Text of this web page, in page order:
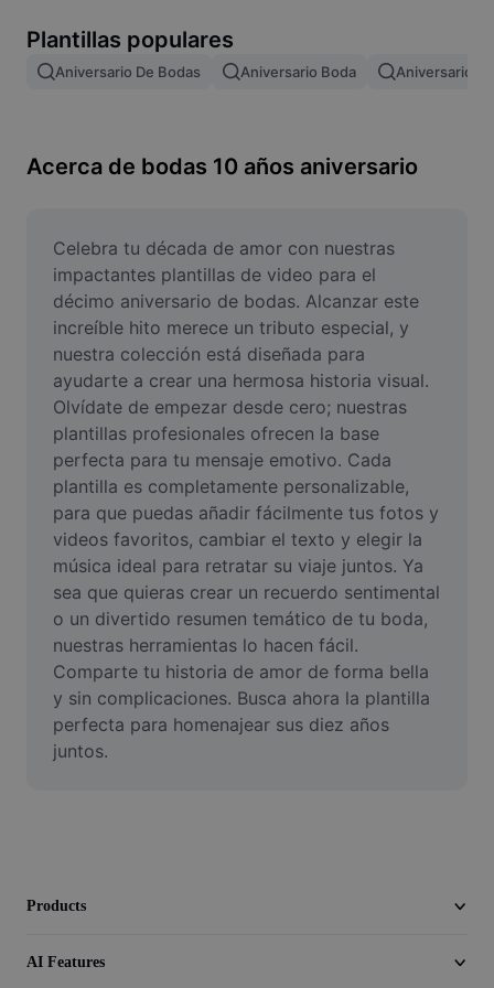
Image merge
Resize Image
Meme Generator
AI Text Remover
AI People Remover
AI Inpainting
Face Cutout
Video
Remove video BG
Enhance quality
Video Editor
Trim Video
Add Subtitles To Video
Plantillas populares
Aniversario De Bodas Aniversario Boda Aniversario
Acerca de bodas 10 años aniversario
Celebra tu década de amor con nuestras
impactantes plantillas de video para el
décimo aniversario de bodas. Alcanzar este
increíble hito merece un tributo especial, y
nuestra colección está diseñada para
ayudarte a crear una hermosa historia visual.
Olvídate de empezar desde cero; nuestras
plantillas profesionales ofrecen la base
perfecta para tu mensaje emotivo. Cada
plantilla es completamente personalizable,
para que puedas añadir fácilmente tus fotos y
videos favoritos, cambiar el texto y elegir la
música ideal para retratar su viaje juntos. Ya
sea que quieras crear un recuerdo sentimental
o un divertido resumen temático de tu boda,
nuestras herramientas lo hacen fácil.
Comparte tu historia de amor de forma bella
y sin complicaciones. Busca ahora la plantilla
perfecta para homenajear sus diez años
juntos.
Products
AI Features